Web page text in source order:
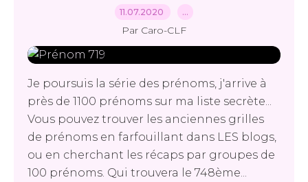
11.07.2020 …
Par Caro-CLF
Je poursuis la série des prénoms, j'arrive à
près de 1100 prénoms sur ma liste secrète...
Vous pouvez trouver les anciennes grilles
de prénoms en farfouillant dans LES blogs,
ou en cherchant les récaps par groupes de
100 prénoms. Qui trouvera le 748ème...